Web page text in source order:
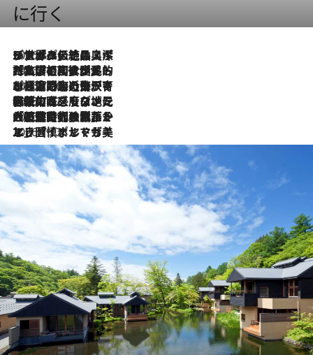
に行く
2026.8.8
リスボンの絶品スイーツ「パステル・デ・ナタ」とは？ポルトガル伝統の奥深い世界へ
2026.7.27
「私の祖国はポルトガル語です」国民的詩人フェルナンド・ペソアと、彼が愛した文学の街を歩く
2026.7.26
ポルトガル近海が育む極上の海の幸。キリリと冷えた白ワインと愉しむ、シーフード専門店の贅沢
2026.7.22
伝統の味をモダンに昇華。高感度な地元客が集う、リスボンの最旬ガストロノミー
2026.7.21
大航海時代の栄華から、震災、独裁、そして革命へ。ポルトガル・首都リスボンの石畳に刻まれた「歴史の光と影」
2026.7.13
エッセイ・ヤマザキマリ「慎ましくも美しき国 ポルトガル」